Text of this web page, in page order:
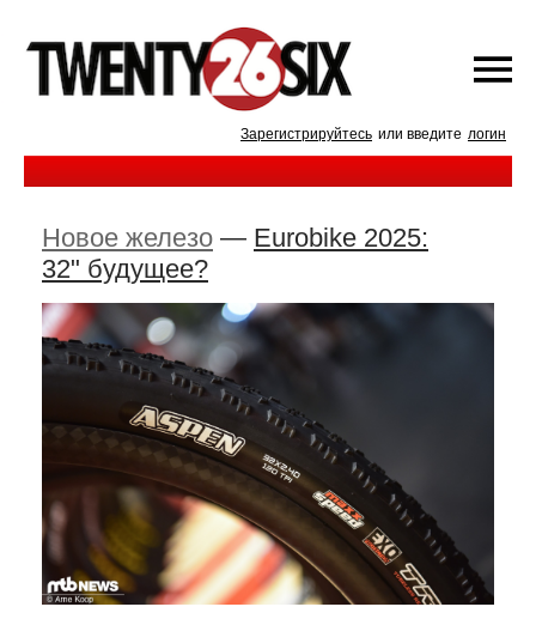
Зарегистрируйтесь или введите логин
Новое железо — Eurobike 2025:
32" будущее?